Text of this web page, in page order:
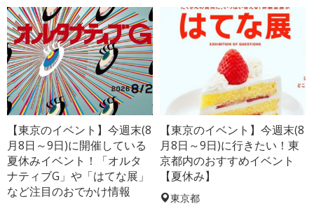
【東京のイベント】今週末(8
月8日～9日)に開催している
夏休みイベント！「オルタ
ナティブG」や「はてな展」
など注目のおでかけ情報
【東京のイベント】今週末(8
月8日～9日)に行きたい！東
京都内のおすすめイベント
【夏休み】
東京都